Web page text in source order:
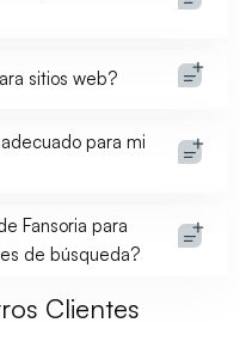
sitios web?
para mi
Fansoria para
de búsqueda?
Clientes